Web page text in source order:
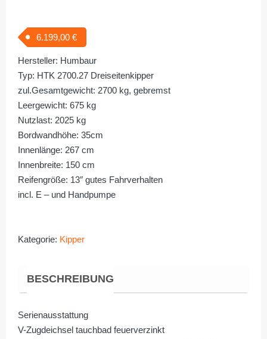
6.199,00 €
Hersteller: Humbaur
Typ: HTK 2700.27 Dreiseitenkipper
zul.Gesamtgewicht: 2700 kg, gebremst
Leergewicht: 675 kg
Nutzlast: 2025 kg
Bordwandhöhe: 35cm
Innenlänge: 267 cm
Innenbreite: 150 cm
Reifengröße: 13″ gutes Fahrverhalten
incl. E – und Handpumpe
Kategorie: Kipper
BESCHREIBUNG
Serienausstattung
V-Zugdeichsel tauchbad feuerverzinkt